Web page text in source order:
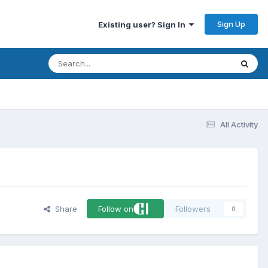
Existing user? Sign In Sign Up
All Activity
Share Follow on Followers 0